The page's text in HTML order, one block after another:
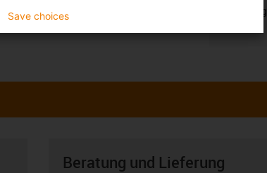
zuverlässig.
Beratung und Lieferung
Save choices